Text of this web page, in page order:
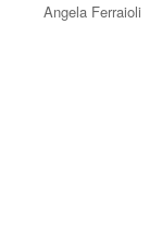
Angela Ferraioli